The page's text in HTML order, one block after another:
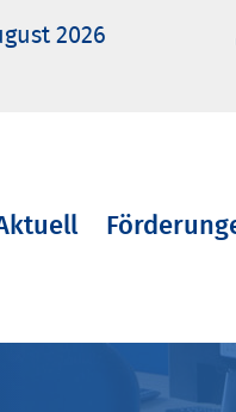
2026